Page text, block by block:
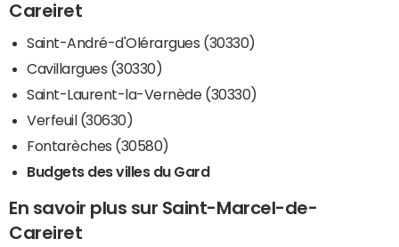
Careiret
Saint-André-d'Olérargues (30330)
Cavillargues (30330)
Saint-Laurent-la-Vernède (30330)
Verfeuil (30630)
Fontarèches (30580)
Budgets des villes du Gard
En savoir plus sur Saint-Marcel-de-
Careiret